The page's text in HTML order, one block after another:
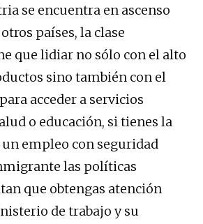
se encuentra en ascenso
países, la clase
que lidiar no sólo con el alto
sino también con el
acceder a servicios
o educación, si tienes la
empleo con seguridad
las políticas
que obtengas atención
de trabajo y su